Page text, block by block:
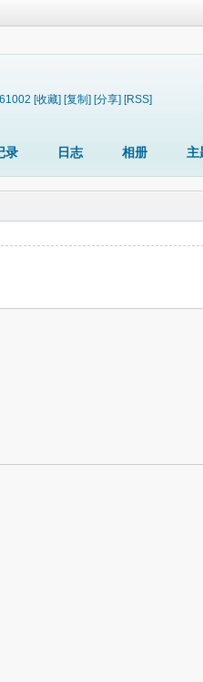
[收藏] [复制] [分享] [RSS]
录 日志 相册 主